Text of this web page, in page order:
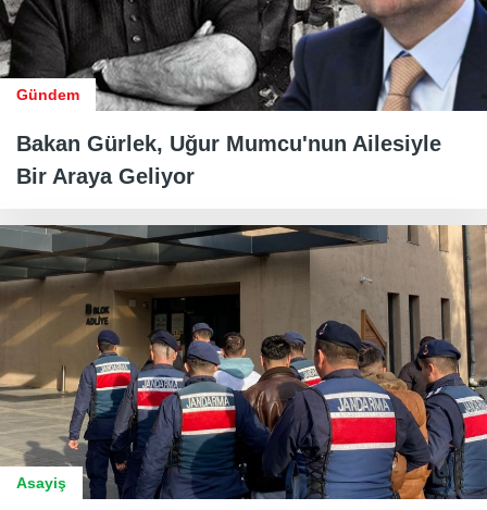
Gündem
Bakan Gürlek, Uğur Mumcu'nun Ailesiyle
Bir Araya Geliyor
Asayiş